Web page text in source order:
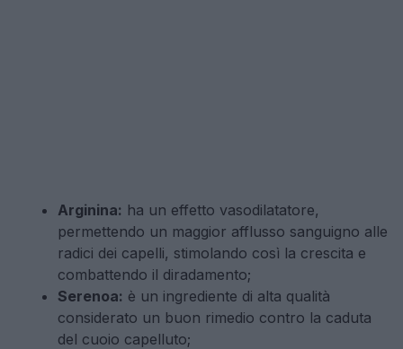
Arginina: ha un effetto vasodilatatore,
permettendo un maggior afflusso sanguigno alle
radici dei capelli, stimolando così la crescita e
combattendo il diradamento;
Serenoa: è un ingrediente di alta qualità
considerato un buon rimedio contro la caduta
del cuoio capelluto;